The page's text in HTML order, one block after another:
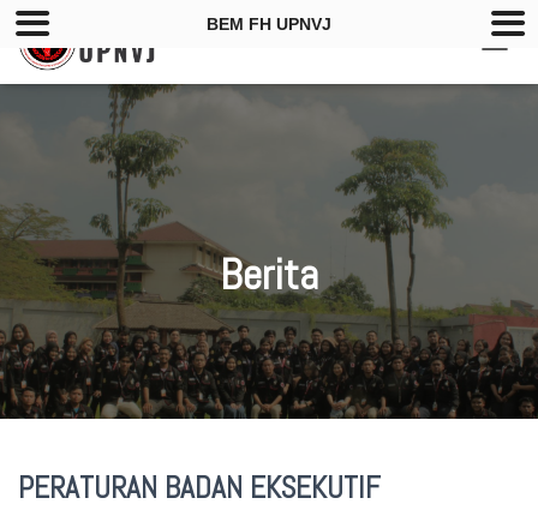
Berita
PERATURAN BADAN EKSEKUTIF
BEM FH UPNVJ